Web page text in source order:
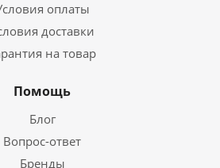
оплаты
доставки
на товар
Помощь
Блог
Вопрос-ответ
Бренды